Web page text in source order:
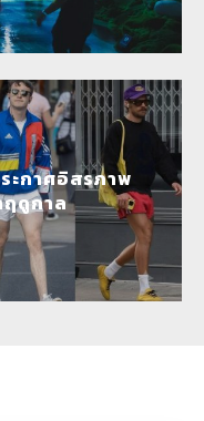
ระกาศอิสรภาพ
ฤดูกาล